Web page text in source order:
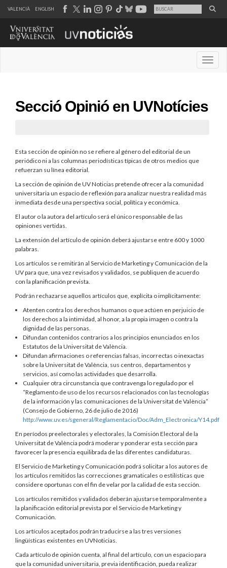
VALENCIÀ ENGLISH
Secció Opinió en UVNotícies
Esta sección de opinión no se refiere al género del editorial de un
periódico ni a las columnas periodísticas típicas de otros medios que
refuerzan su línea editorial.
La sección de opinión de UV Noticias pretende ofrecer a la comunidad
universitaria un espacio de reflexión para analizar nuestra realidad más
inmediata desde una perspectiva social, política y económica.
El autor o la autora del artículo será el único responsable de las
opiniones vertidas.
La extensión del artículo de opinión deberá ajustarse entre 600 y 1000
palabras.
Los artículos se remitirán al Servicio de Marketing y Comunicación de la
UV para que, una vez revisados y validados, se publiquen de acuerdo
con la planificación prevista.
Podrán rechazarse aquellos artículos que, explícita o implícitamente:
Atenten contra los derechos humanos o que actúen en perjuicio de
los derechos a la intimidad, al honor, a la propia imagen o contra la
dignidad de las personas.
Difundan contenidos contrarios a los principios enunciados en los
Estatutos de la Universitat de València.
Difundan afirmaciones o referencias falsas, incorrectas o inexactas
sobre la Universitat de València, sus centros, departamentos y
servicios, así como las actividades que desarrolla.
Cualquier otra circunstancia que contravenga lo regulado por el
“Reglamento de uso de los recursos relacionados con las tecnologías
de la información y las comunicaciones de la Universitat de València”
(Consejo de Gobierno, 26 de julio de 2016)
http://www.uv.es/sgeneral/Reglamentacio/Doc/Adm_Electronica/Y14.pdf
En períodos preelectorales y electorales, la Comisión Electoral de la
Universitat de València podrá moderar y ponderar esta sección para
favorecer la presencia equilibrada de las diferentes candidaturas.
El Servicio de Marketing y Comunicación podrá solicitar a los autores de
los artículos remitidos las correcciones gramaticales o estilísticas que
considere oportunas con el fin de velar por la calidad de esta sección.
Los artículos remitidos y validados deberán ajustarse temporalmente a
la planificación editorial prevista por el Servicio de Marketing y
Comunicación.
Los artículos aceptados podrán traducirse a las tres versiones
lingüísticas existentes en UVNoticias.
Cada artículo de opinión cuenta, al final del artículo, con un espacio para
que la comunidad universitaria, previa identificación, pueda realizar